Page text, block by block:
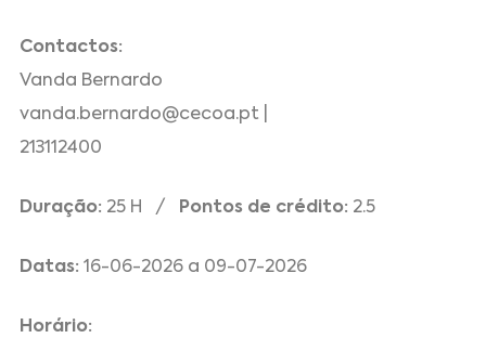
Contactos:
Vanda Bernardo
vanda.bernardo@cecoa.pt |
213112400
Duração: 25 H / Pontos de crédito: 2.5
Datas:16-06-2026 a 09-07-2026
Horário: